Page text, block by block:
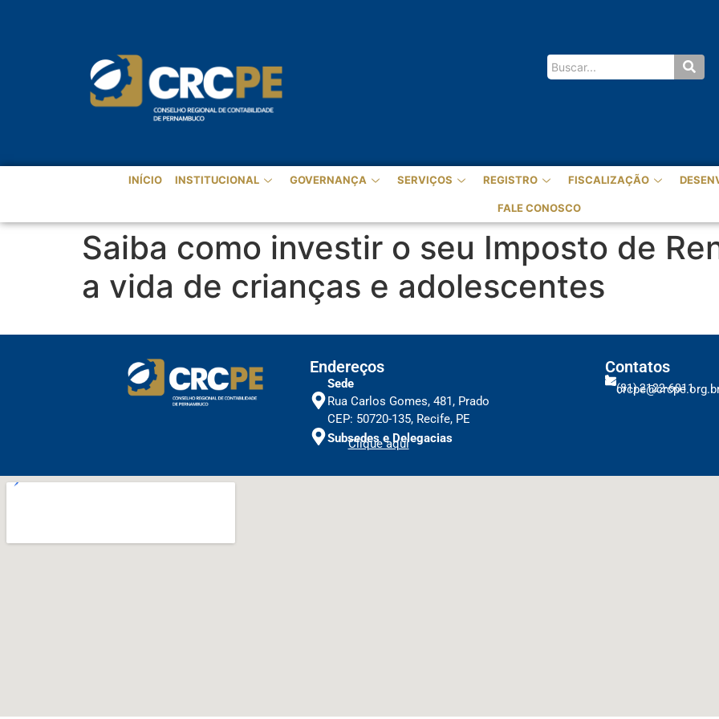
INÍCIO INSTITUCIONAL GOVERNANÇA SERVIÇOS REGISTRO FISCALIZAÇÃO
FALE CONOSCO
Saiba como investir o seu Imposto de
a vida de crianças e adolescentes
Endereços
Sede
Rua Carlos Gomes, 481, Prado
CEP: 50720-135, Recife, PE
Subsedes e Delegacias
Clique aqui
Contatos
(81) 2122-6011